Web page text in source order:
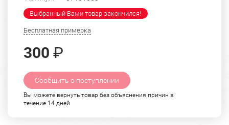
Выбранный Вами товар закончился!
Бесплатная примерка
300 ₽
Сообщить о поступлении
Вы можете вернуть товар без объяснения причин в
течение 14 дней